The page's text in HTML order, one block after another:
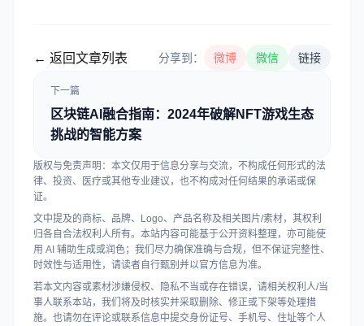
← 返回文章列表 分享到： 微博 微信 链接
下一篇
区块链AI融合指南：2024年破解NFT游戏生态
挑战的智能方案
版权与免责声明：本文仅用于信息分享与交流，不构成任何形式的法
律、投资、医疗或其他专业建议，也不构成对任何结果的承诺或保
证。
文中提及的商标、品牌、Logo、产品名称及相关图片/素材，其权利
归各自合法权利人所有。本站内容可能基于公开资料整理，亦可能使
用 AI 辅助生成或润色；我们尽力确保准确与合规，但不保证完整性、
时效性与适用性，请读者自行甄别并以官方信息为准。
若本文内容或素材涉嫌侵权、隐私不当或存在错误，请相关权利人/当
事人联系本站，我们将及时核实并采取删除、修正或下架等处理措
施。也请勿在评论或联系信息中提交身份证号、手机号、住址等个人